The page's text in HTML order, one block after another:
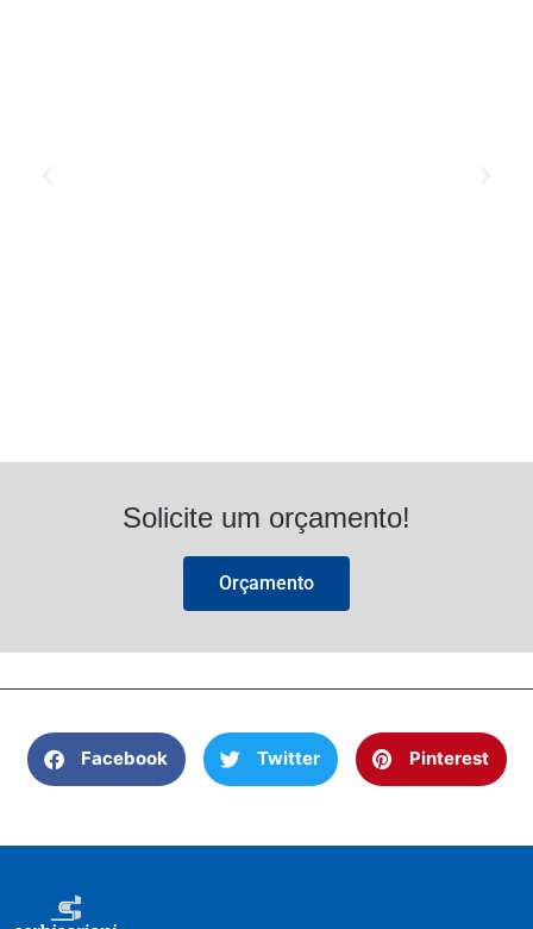
Solicite um orçamento!
Orçamento
Facebook Twitter Pinterest